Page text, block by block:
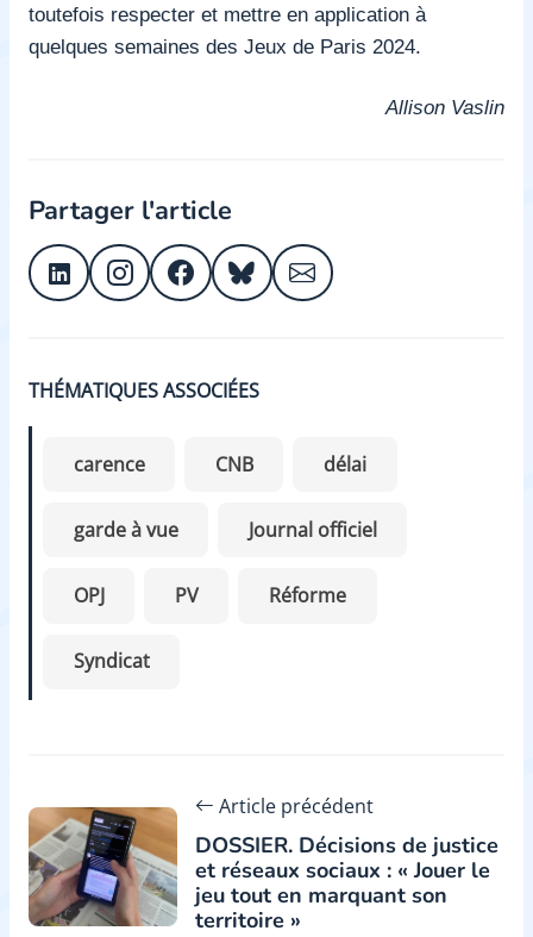
toutefois respecter et mettre en application à
quelques semaines des Jeux de Paris 2024.
Allison Vaslin
Partager l'article
THÉMATIQUES ASSOCIÉES
carence CNB délai
garde à vue Journal officiel
OPJ PV Réforme
Syndicat
Article précédent
DOSSIER. Décisions de justice
et réseaux sociaux : « Jouer le
jeu tout en marquant son
territoire »